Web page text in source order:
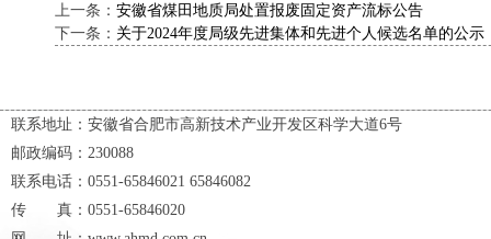
上一条： 安徽省煤田地质局处置报废固定资产流标公告
下一条： 关于2024年度局级先进集体和先进个人候选名单的公示
联系地址：安徽省合肥市高新技术产业开发区科学大道6号
邮政编码：230088
联系电话：0551-65846021 65846082
传 真：0551-65846020